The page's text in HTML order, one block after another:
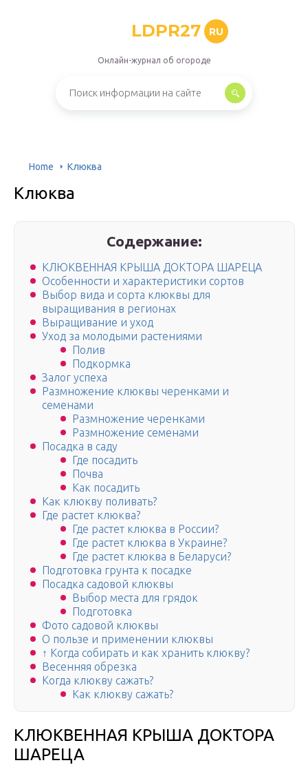
LDPR27 RU
Онлайн-журнал об огороде
Home Клюква
Клюква
Содержание:
КЛЮКВЕННАЯ КРЫША ДОКТОРА ШАРЕЦА
Особенности и характеристики сортов
Выбор вида и сорта клюквы для
выращивания в регионах
Выращивание и уход
Уход за молодыми растениями
Полив
Подкормка
Залог успеха
Размножение клюквы черенками и
семенами
Размножение черенками
Размножение семенами
Посадка в саду
Где посадить
Почва
Как посадить
Как клюкву поливать?
Где растет клюква?
Где растет клюква в России?
Где растет клюква в Украине?
Где растет клюква в Беларуси?
Подготовка грунта к посадке
Посадка садовой клюквы
Выбор места для грядок
Подготовка
Фото садовой клюквы
О пользе и применении клюквы
↑ Когда собирать и как хранить клюкву?
Весенняя обрезка
Когда клюкву сажать?
Как клюкву сажать?
КЛЮКВЕННАЯ КРЫША ДОКТОРА
ШАРЕЦА